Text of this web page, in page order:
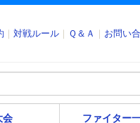
対戦ルール Ｑ＆Ａ お問い
会 ファイター